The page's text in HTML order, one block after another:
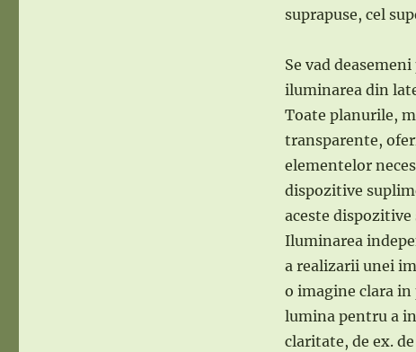
suprapuse, cel
Se vad
iluminarea din
Toate planurile,
transparente,
elementelor
dispozitive
aceste dispozitive
Iluminarea
a realizarii unei
o imagine clara
lumina pentru a
claritate, de ex.